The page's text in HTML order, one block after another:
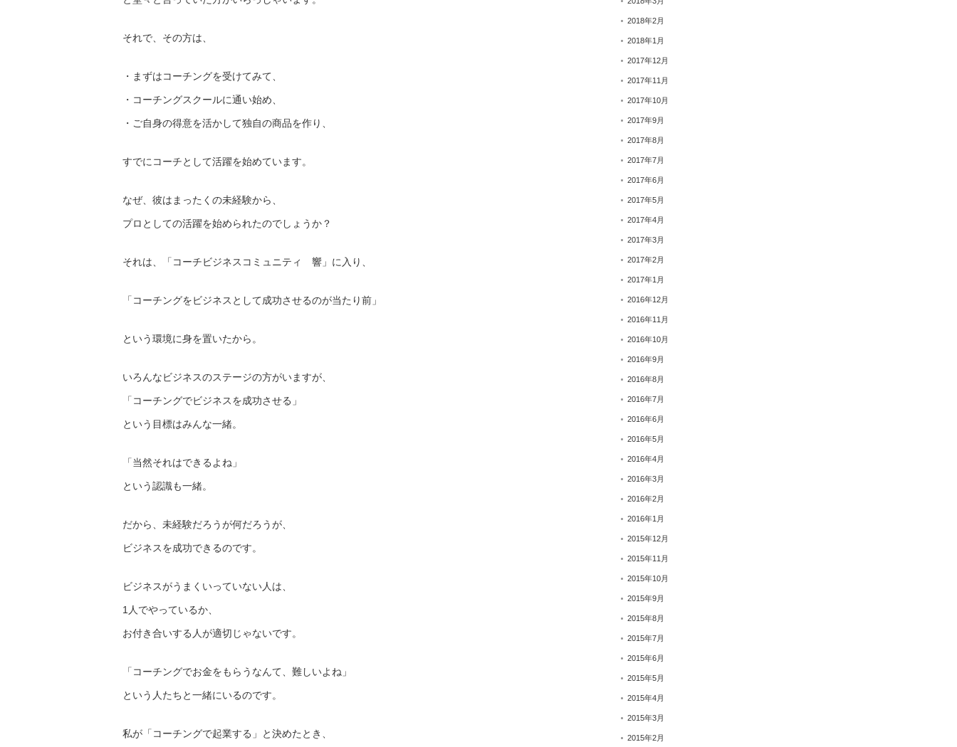
それで、その方は、
・まずはコーチングを受けてみて、
・コーチングスクールに通い始め、
・ご自身の得意を活かして独自の商品を作り、
すでにコーチとして活躍を始めています。
なぜ、彼はまったくの未経験から、
プロとしての活躍を始められたのでしょうか？
それは、「コーチビジネスコミュニティ 響」に入り、
「コーチングをビジネスとして成功させるのが当たり前」
という環境に身を置いたから。
いろんなビジネスのステージの方がいますが、
「コーチングでビジネスを成功させる」
という目標はみんな一緒。
「当然それはできるよね」
という認識も一緒。
だから、未経験だろうが何だろうが、
ビジネスを成功できるのです。
ビジネスがうまくいっていない人は、
1人でやっているか、
お付き合いする人が適切じゃないです。
「コーチングでお金をもらうなんて、難しいよね」
という人たちと一緒にいるのです。
私が「コーチングで起業する」と決めたとき、
2018年2月
2018年1月
2017年12月
2017年11月
2017年10月
2017年9月
2017年8月
2017年7月
2017年6月
2017年5月
2017年4月
2017年3月
2017年2月
2017年1月
2016年12月
2016年11月
2016年10月
2016年9月
2016年8月
2016年7月
2016年6月
2016年5月
2016年4月
2016年3月
2016年2月
2016年1月
2015年12月
2015年11月
2015年10月
2015年9月
2015年8月
2015年7月
2015年6月
2015年5月
2015年4月
2015年3月
2015年2月